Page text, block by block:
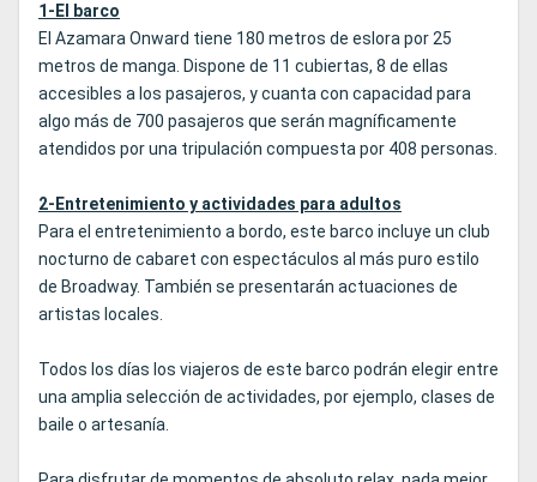
1-El barco
El Azamara Onward tiene 180 metros de eslora por 25
metros de manga. Dispone de 11 cubiertas, 8 de ellas
accesibles a los pasajeros, y cuanta con capacidad para
algo más de 700 pasajeros que serán magníficamente
atendidos por una tripulación compuesta por 408 personas.
2-Entretenimiento y actividades para adultos
Para el entretenimiento a bordo, este barco incluye un club
nocturno de cabaret con espectáculos al más puro estilo
de Broadway. También se presentarán actuaciones de
artistas locales.
Todos los días los viajeros de este barco podrán elegir entre
una amplia selección de actividades, por ejemplo, clases de
baile o artesanía.